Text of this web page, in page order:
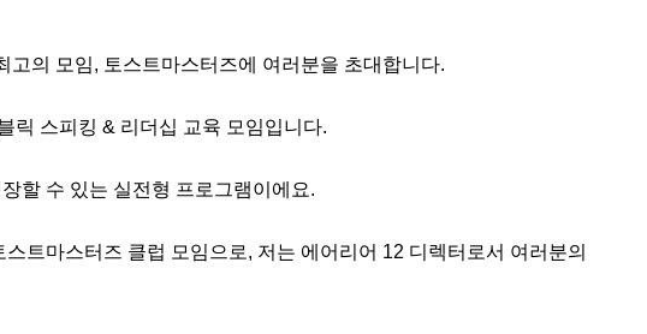
의 모임, 토스트마스터즈에 여러분을 초대합니다.
릭 스피킹 & 리더십 교육 모임입니다.
할 수 있는 실전형 프로그램이에요.
트마스터즈 클럽 모임으로, 저는 에어리어 12 디렉터로서 여러분의